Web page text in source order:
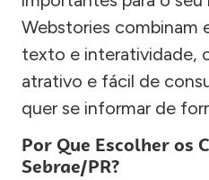
Webstories combinam
texto e interatividade,
atrativo e fácil de
quer se informar de
Por Que Escolher os
Sebrae/PR?